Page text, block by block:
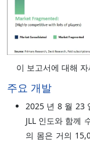
이 보고서에 대해
주요 개발
2025 년 8 월 23
JLL 인도와 함께
의 몸은 거의